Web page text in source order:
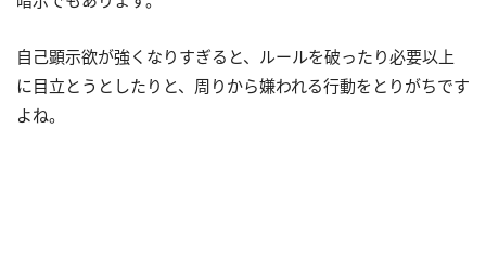
自己顕示欲が強くなりすぎると、ルールを破ったり必要以上
に目立とうとしたりと、周りから嫌われる行動をとりがちです
よね。